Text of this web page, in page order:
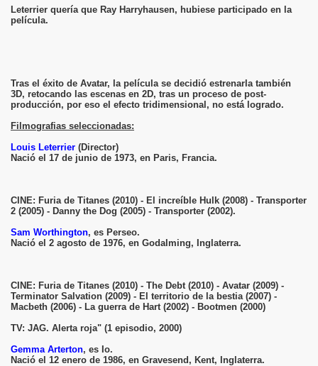
Leterrier quería que Ray Harryhausen, hubiese participado en la
película.
Tras el éxito de Avatar, la película se decidió estrenarla también
3D, retocando las escenas en 2D, tras un proceso de post-
producción, por eso el efecto tridimensional, no está logrado.
Filmografias seleccionadas:
Louis Leterrier (Director)
Nació el 17 de junio de 1973, en Paris, Francia.
CINE: Furia de Titanes (2010) - El increíble Hulk (2008) - Transporter
2 (2005) - Danny the Dog (2005) - Transporter (2002).
Sam Worthington, es Perseo.
Nació el 2 agosto de 1976, en Godalming, Inglaterra.
CINE: Furia de Titanes (2010) - The Debt (2010) - Avatar (2009) -
Terminator Salvation (2009) - El territorio de la bestia (2007) -
Macbeth (2006) - La guerra de Hart (2002) - Bootmen (2000)
TV: JAG. Alerta roja" (1 episodio, 2000)
Gemma Arterton, es Io.
Nació el 12 enero de 1986, en Gravesend, Kent, Inglaterra.